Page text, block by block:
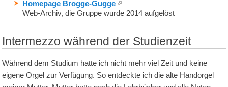
Homepage Brogge-Gugge
Web-Archiv, die Gruppe wurde 2014 aufgelöst
Intermezzo während der Studienzeit
Während dem Studium hatte ich nicht mehr viel Zeit und keine
eigene Orgel zur Verfügung. So entdeckte ich die alte Handorgel